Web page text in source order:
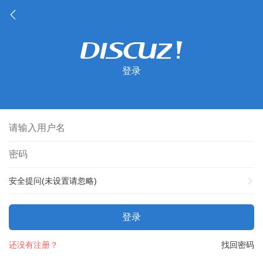
登录
安全提问(未设置请忽略)
登录
找回密码
还没有注册？